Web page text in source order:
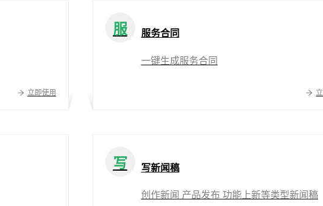
立即使用
服 服务合同
一键生成服务合同
写 写新闻稿
创作新闻 产品发布 功能上新等类型新闻稿